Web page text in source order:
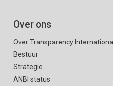
Over ons
Over Transparency International
Bestuur
Strategie
ANBI status